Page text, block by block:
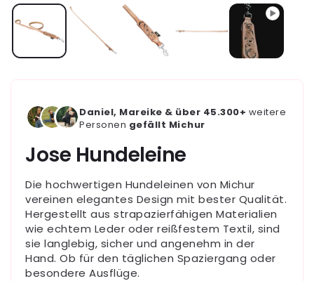
Daniel, Mareike & über 45.300+ weitere
Personen gefällt Michur
Jose Hundeleine
Die hochwertigen Hundeleinen von Michur
vereinen elegantes Design mit bester Qualität.
Hergestellt aus strapazierfähigen Materialien
wie echtem Leder oder reißfestem Textil, sind
sie langlebig, sicher und angenehm in der
Hand. Ob für den täglichen Spaziergang oder
besondere Ausflüge.